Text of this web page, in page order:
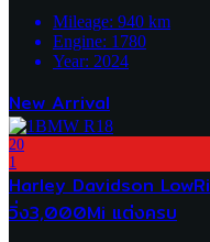
Mileage: 940 km
Engine: 1780
Year: 2024
New Arrival
20
1
Harley Davidson
วิ่ง3,000Mi แต่งครบ